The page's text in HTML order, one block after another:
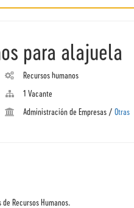
para alajuela
Recursos humanos
1 Vacante
Administración de Empresas/ Otras
Recursos Humanos.